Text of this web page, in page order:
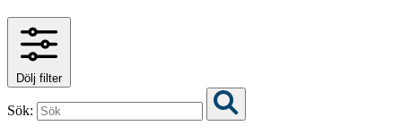
Dölj filter
Sök: